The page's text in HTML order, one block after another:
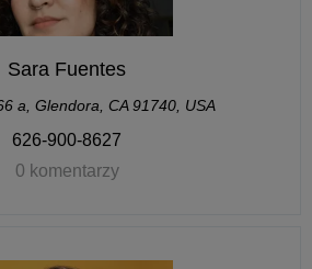
Sara Fuentes
a, Glendora, CA 91740, USA
626-900-8627
0 komentarzy